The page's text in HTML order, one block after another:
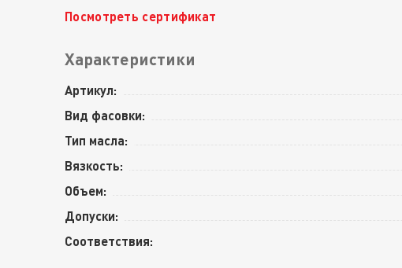
Посмотреть сертификат
Характеристики
Артикул:
Вид фасовки:
Тип масла:
Вязкость:
Объем:
Допуски:
Соответствия: